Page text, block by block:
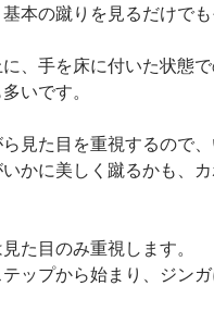
本の蹴りを見るだけで
、手を床に付いた状態
いです。
見た目を重視するので、
かに美しく蹴るかも、
た目のみ重視します。
ップから始まり、ジンガ